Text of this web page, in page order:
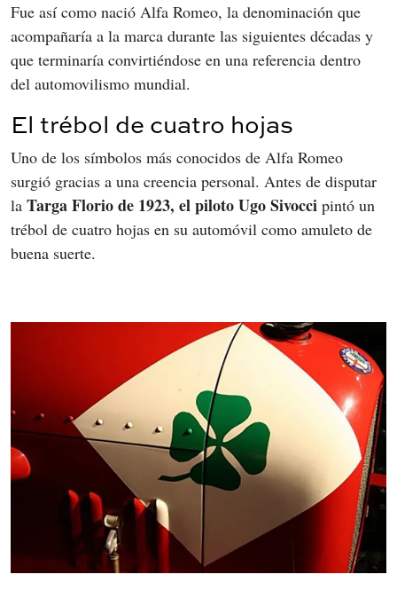
Fue así como nació Alfa Romeo, la denominación que
acompañaría a la marca durante las siguientes décadas y
que terminaría convirtiéndose en una referencia dentro
del automovilismo mundial.
El trébol de cuatro hojas
Uno de los símbolos más conocidos de Alfa Romeo
surgió gracias a una creencia personal. Antes de disputar
la Targa Florio de 1923, el piloto Ugo Sivocci pintó un
trébol de cuatro hojas en su automóvil como amuleto de
buena suerte.